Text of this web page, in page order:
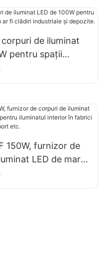
de iluminat
pentru spații
ar fi clădiri
depozite.
150W, furnizor de
LED de mare
iluminatul interior
săli de